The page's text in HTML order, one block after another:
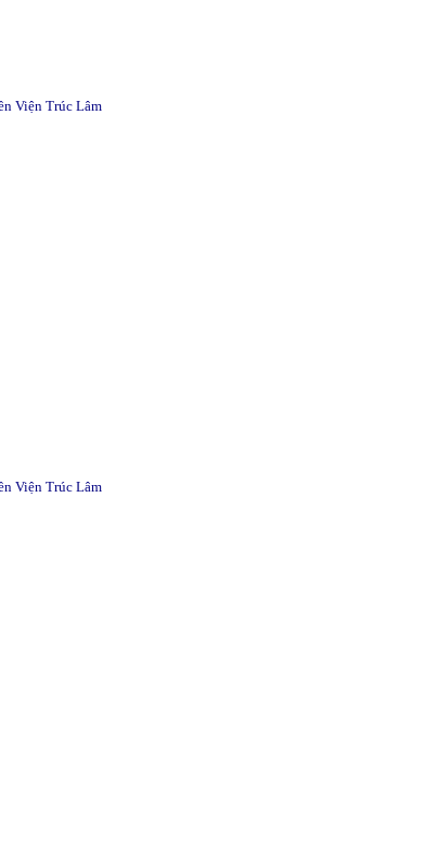
Viện Trúc Lâm
Viện Trúc Lâm